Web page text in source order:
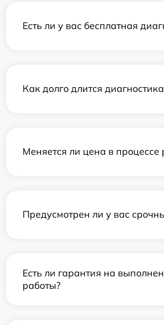
Есть ли у вас бесплатная
Как долго длится
Меняется ли цена в процессе
Предусмотрен ли у вас
Есть ли гарантия на
работы?